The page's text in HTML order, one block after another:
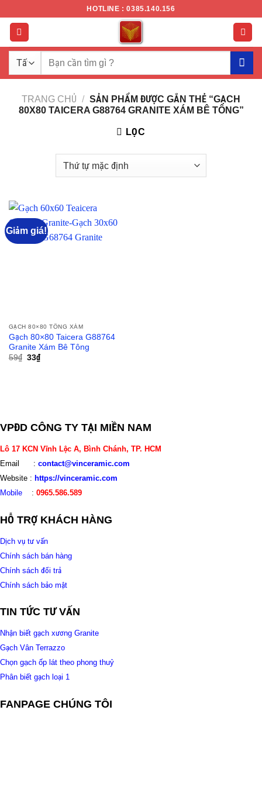
đến
dung
HOTLINE : 0385.140.156
Tìm
kiếm:
TRANG CHỦ / SẢN PHẨM ĐƯỢC GẮN THẺ “GẠCH
80X80 TAICERA G88764 GRANITE XÁM BÊ TÔNG”
LỌC
Giảm giá!
GẠCH 80×80 TÔNG XÁM
Gạch 80×80 Taicera G88764
Granite Xám Bê Tông
59₫ 33₫
VPĐD CÔNG TY TẠI MIỀN NAM
Lô 17 KCN Vĩnh Lộc A, Bình Chánh, TP. HCM
Email : contact@vinceramic.com
Website : https://vinceramic.com
Mobile : 0965.586.589
HỖ TRỢ KHÁCH HÀNG
Dịch vụ tư vấn
Chính sách bán hàng
Chính sách đổi trả
Chính sách bảo mật
TIN TỨC TƯ VẤN
Nhận biết gạch xương Granite
Gạch Vân Terrazzo
Chọn gạch ốp lát theo phong thuỷ
Phân biết gạch loại 1
FANPAGE CHÚNG TÔI